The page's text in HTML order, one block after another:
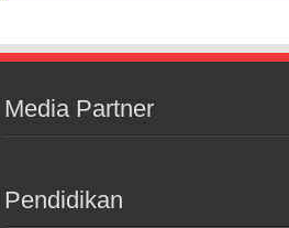
Media Partner
Pendidikan